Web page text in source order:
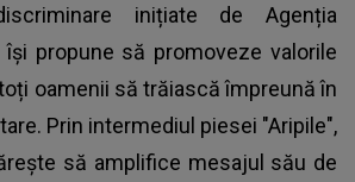
inițiate de Agenția
își propune să promoveze valorile
oamenii să trăiască împreună în
Prin intermediul piesei "Aripile",
să amplifice mesajul său de